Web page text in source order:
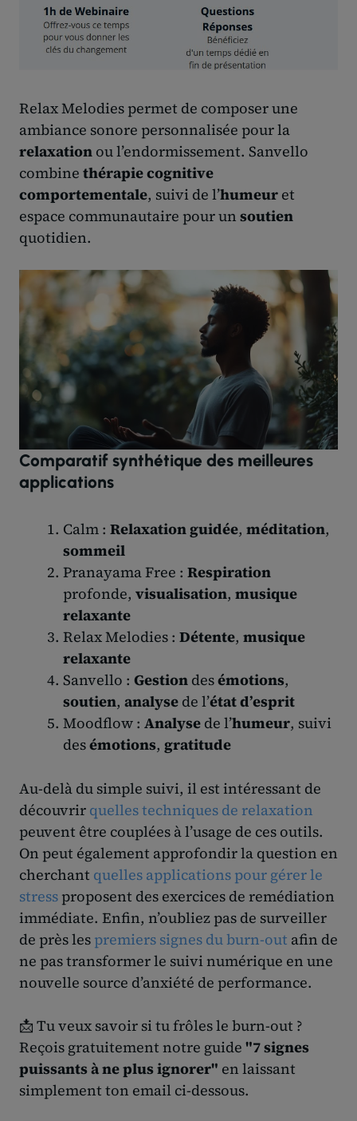
Relax Melodies permet de composer une
ambiance sonore personnalisée pour la
relaxation ou l’endormissement. Sanvello
combine thérapie cognitive
comportementale, suivi de l’humeur et
espace communautaire pour un soutien
quotidien.
Comparatif synthétique des meilleures
applications
Calm : Relaxation guidée, méditation,
sommeil
Pranayama Free : Respiration
profonde, visualisation, musique
relaxante
Relax Melodies : Détente, musique
relaxante
Sanvello : Gestiondesémotions,
soutien, analysede l’état d’esprit
Moodflow : Analysede l’humeur, suivi
desémotions, gratitude
Au-delà du simple suivi, il est intéressant de
découvrir quelles techniques de relaxation
peuvent être couplées à l’usage de ces outils.
On peut également approfondir la question en
cherchant quelles applications pour gérer le
stress proposent des exercices de remédiation
immédiate. Enfin, n’oubliez pas de surveiller
de près les premiers signes du burn-out afin de
ne pas transformer le suivi numérique en une
nouvelle source d’anxiété de performance.
📩 Tu veux savoir si tu frôles le burn-out ?
Reçois gratuitement notre guide "7 signes
puissants à ne plus ignorer" en laissant
simplement ton email ci-dessous.